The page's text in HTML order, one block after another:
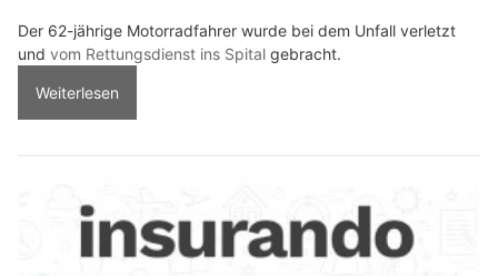
Der 62-jährige Motorradfahrer wurde bei dem Unfall verletzt
und vom Rettungsdienst ins Spital gebracht.
Weiterlesen